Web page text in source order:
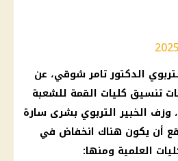
الدكتور تامر شوقي، عن
تنسيق كليات القمة للشعبة
العلمية هذا العام 2025، وزف الخبير التربوي بشرى سارة
أن يكون هناك انخفاض في
العلمية ومنها: